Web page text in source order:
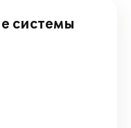
системы